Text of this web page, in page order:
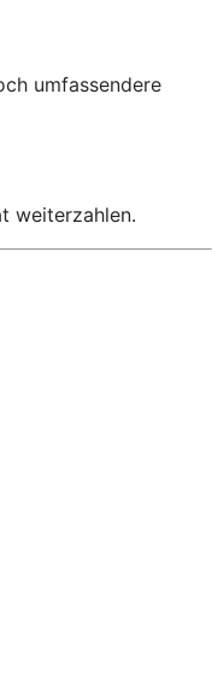
umfassendere
weiterzahlen.